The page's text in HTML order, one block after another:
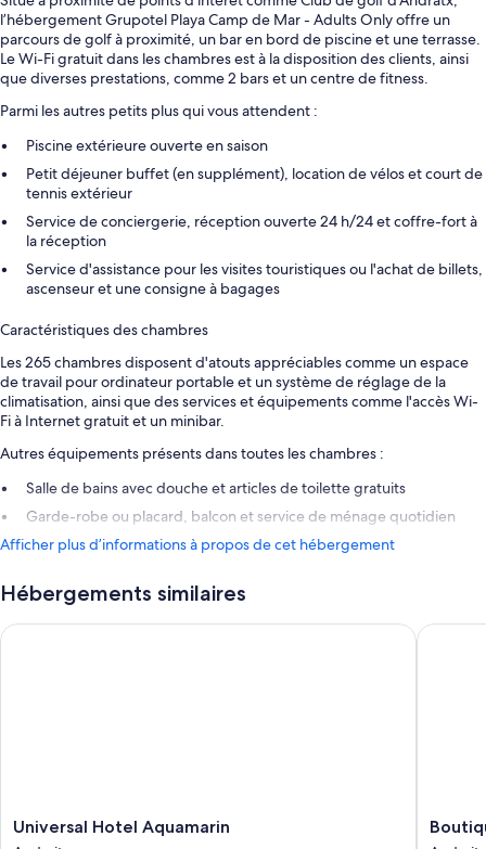
l’hébergement Grupotel Playa Camp de Mar - Adults Only offre un
parcours de golf à proximité, un bar en bord de piscine et une terrasse.
Le Wi-Fi gratuit dans les chambres est à la disposition des clients, ainsi
que diverses prestations, comme 2 bars et un centre de fitness.
Parmi les autres petits plus qui vous attendent :
Piscine extérieure ouverte en saison
Petit déjeuner buffet (en supplément), location de vélos et court de
tennis extérieur
Service de conciergerie, réception ouverte 24 h/24 et coffre-fort à
la réception
Service d'assistance pour les visites touristiques ou l'achat de billets,
ascenseur et une consigne à bagages
Caractéristiques des chambres
Les 265 chambres disposent d'atouts appréciables comme un espace
de travail pour ordinateur portable et un système de réglage de la
climatisation, ainsi que des services et équipements comme l'accès Wi-
Fi à Internet gratuit et un minibar.
Autres équipements présents dans toutes les chambres :
Salle de bains avec douche et articles de toilette gratuits
Garde-robe ou placard, balcon et service de ménage quotidien
Afficher plus d’informations à propos de cet hébergement
Hébergements similaires
Universal
Hotel
Universal Hotel Aquamarin
Universal Hotel Aquamarin
Hotel